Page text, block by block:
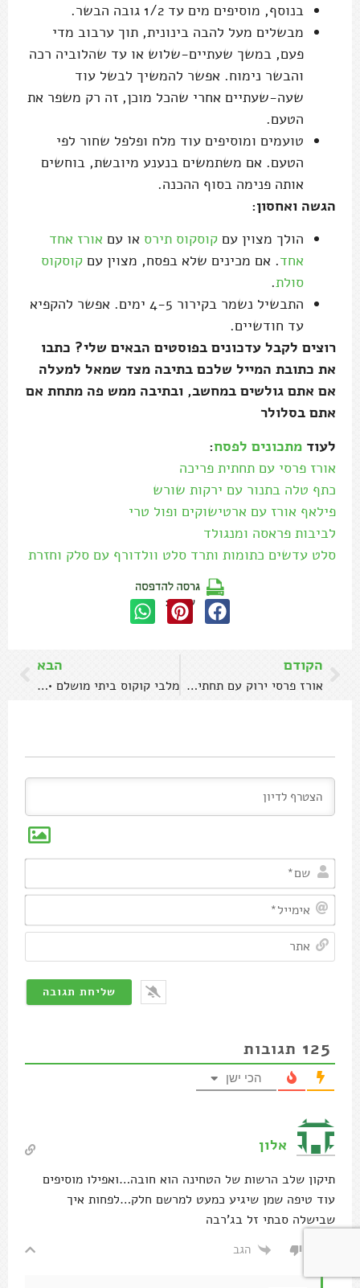
בנוסף, מוסיפים מים עד 1/2 גובה הבשר.
מבשלים מעל להבה בינונית, תוך ערבוב מדי
פעם, במשך שעתיים-שלוש או עד שהלוביה רכה
והבשר נימוח. אפשר להמשיך לבשל עוד
שעה-שעתיים אחרי שהכל מוכן, זה רק משפר את
הטעם.
טועמים ומוסיפים עוד מלח ופלפל שחור לפי
הטעם. אם משתמשים בנענע מיובשת, בוחשים
אותה פנימה בסוף ההכנה.
הגשה ואחסון:
הולך מצוין עם קוסקוס תירס או עם אורז אחד
אחד. אם מכינים שלא בפסח, מצוין עם קוסקוס
סולת.
התבשיל נשמר בקירור 4-5 ימים. אפשר להקפיא
עד חודשיים.
רוצים לקבל עדכונים בפוסטים הבאים שלי? כתבו
את כתובת המייל שלכם בתיבה מצד שמאל למעלה
אם אתם גולשים במחשב, ובתיבה ממש פה מתחת אם
אתם בסלולר
לעוד מתכונים לפסח:
אורז פרסי עם תחתית פריכה
כתף טלה בתנור עם ירקות שורש
פילאף אורז עם ארטישוקים ופול טרי
לביבות פראסה ומנגולד
סלט עדשים כתומות ותרד סלט וולדורף עם סלק וחזרת
שתפו:
הקודם
אורז פרסי ירוק עם תחתית תפוחי אדמה פריכה
הבא
מלבי קוקוס ביתי מושלם • מדריך
שם*
125 תגובות
הכי ישן
אלון
תיקון שלב הרשות של הטחינה הוא חובה…ואפילו מוסיפים
עוד טיפה שמן שיגיע כמעט למרשם חלק…לפחות איך
שבישלה סבתי זל בג'רבה
הגב